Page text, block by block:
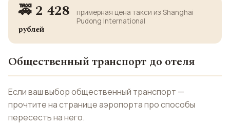
🚕 2 428
рублей
примерная цена такси из Shanghai
Pudong International
Общественный транспорт до отеля
Если ваш выбор общественный транспорт —
прочтите на странице аэропорта про способы
пересесть на него.